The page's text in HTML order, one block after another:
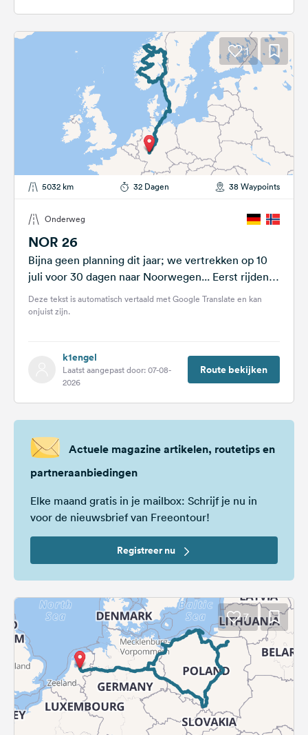
1
5032 km 32 Dagen 38 Waypoints
Onderweg
NOR 26
Bijna geen planning dit jaar; we vertrekken op 10
juli voor 30 dagen naar Noorwegen... Eerst rijden
we oostwaarts over de...
Deze tekst is automatisch vertaald met Google Translate en kan
onjuist zijn.
k1engel
Laatst aangepast door: 07-08-
2026
Route bekijken
Actuele magazine artikelen, routetips en
partneraanbiedingen
Elke maand gratis in je mailbox: Schrijf je nu in
voor de nieuwsbrief van Freeontour!
Registreer nu
7